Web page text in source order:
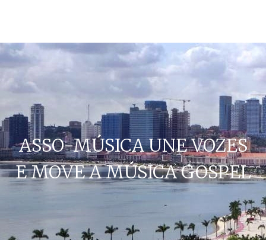
ASSO-MÚSICA UNE VOZES
E MOVE A MÚSICA GOSPEL